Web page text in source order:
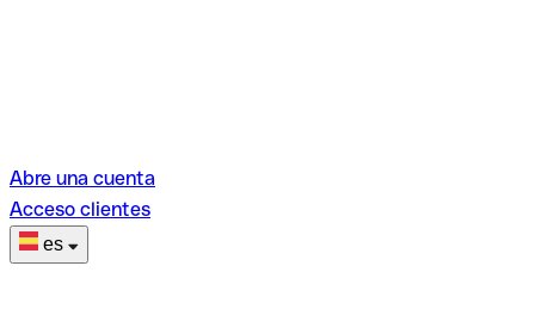
Abre una cuenta
Acceso clientes
es